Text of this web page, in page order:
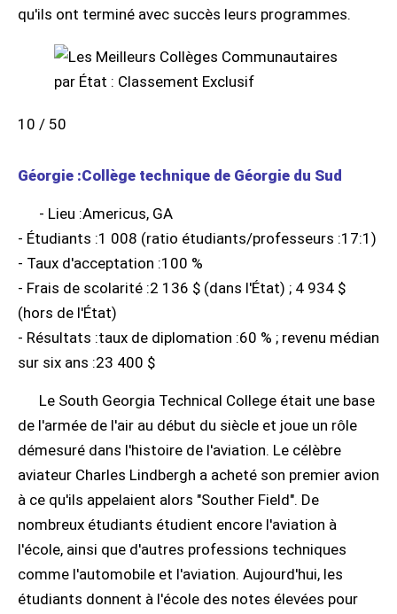
qu'ils ont terminé avec succès leurs programmes.
10 / 50
Géorgie :Collège technique de Géorgie du Sud
- Lieu :Americus, GA
- Étudiants :1 008 (ratio étudiants/professeurs :17:1)
- Taux d'acceptation :100 %
- Frais de scolarité :2 136 $ (dans l'État) ; 4 934 $
(hors de l'État)
- Résultats :taux de diplomation :60 % ; revenu médian
sur six ans :23 400 $
Le South Georgia Technical College était une base
de l'armée de l'air au début du siècle et joue un rôle
démesuré dans l'histoire de l'aviation. Le célèbre
aviateur Charles Lindbergh a acheté son premier avion
à ce qu'ils appelaient alors "Souther Field". De
nombreux étudiants étudient encore l'aviation à
l'école, ainsi que d'autres professions techniques
comme l'automobile et l'aviation. Aujourd'hui, les
étudiants donnent à l'école des notes élevées pour